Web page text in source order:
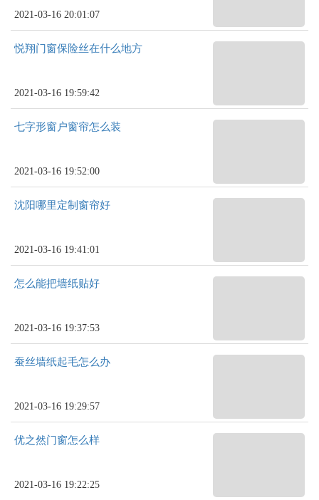
2021-03-16 20:01:07
悦翔门窗保险丝在什么地方
2021-03-16 19:59:42
七字形窗户窗帘怎么装
2021-03-16 19:52:00
沈阳哪里定制窗帘好
2021-03-16 19:41:01
怎么能把墙纸贴好
2021-03-16 19:37:53
蚕丝墙纸起毛怎么办
2021-03-16 19:29:57
优之然门窗怎么样
2021-03-16 19:22:25